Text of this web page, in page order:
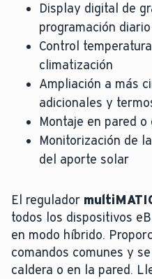
Display digital de
programación
Control
climatización
Ampliación a más
adicionales y
Montaje en pared o
Monitorización de
del aporte solar
El regulador
todos los dispositivos
en modo híbrido.
comandos comunes y
caldera o en la pared.